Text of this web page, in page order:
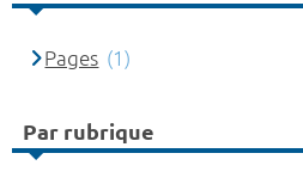
Pages (1)
Par rubrique